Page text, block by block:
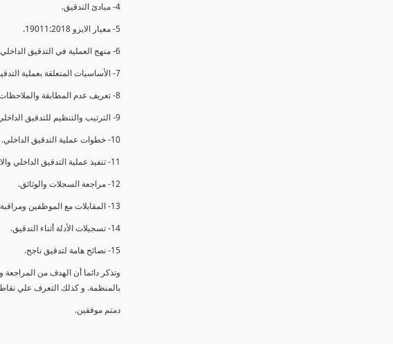
4- مبادئ التدقيق.
5- معيار الايزو 19011:2018.
6- منهج العملية في التدقيق الداخلي.
7- الأساسيات المتعلقة بعملية التدقيق الداخلي.
8- تعريف عدم المطابقة والملاحظات.
9- الترتيب والتنظيم للتدقيق الداخلي.
10- خطوات عملية التدقيق الداخلي.
11- تنفيذ عملية التدقيق الداخلي والاجتماع الافتتاحي.
12- مراجعة السجلات والوثائق.
13- المقابلات مع الموظفين ومراقبة الانشطة والمرافق.
14- تسجيلات الأدلة أثناء التدقيق.
15- نصائح هامة لتدقيق ناجح.
وتذكر دائما أن الهدف من
بالمنظمة. و كذلك التعرف علي
دمتم موفقين.